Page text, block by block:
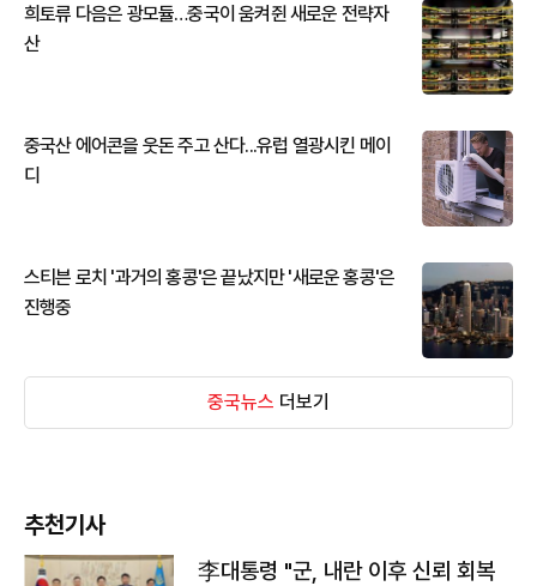
희토류 다음은 광모듈…중국이 움켜쥔 새로운 전략자
산
중국산 에어콘을 웃돈 주고 산다...유럽 열광시킨 메이
디
스티븐 로치 '과거의 홍콩'은 끝났지만 '새로운 홍콩'은
진행중
중국뉴스 더보기
추천기사
李대통령 "군, 내란 이후 신뢰 회복